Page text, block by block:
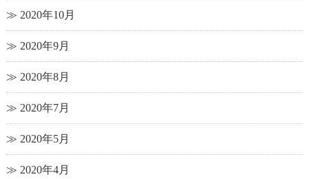
2020年10月
2020年9月
2020年8月
2020年7月
2020年5月
2020年4月